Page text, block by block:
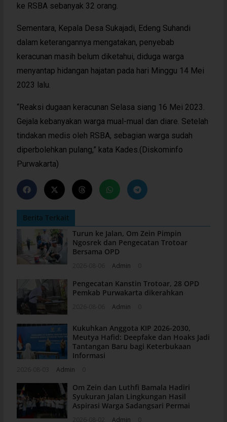
ke RSBA sebanyak 32 orang.
Sementara, Kepala Desa Sukajadi, Edeng Suhandi
dalam keterangannya mengatakan, penyebab
keracunan masih belum diketahui, diduga warga
menyantap hidangan hajatan pada hari Minggu 14 Mei
2023 lalu.
“Reaksi dugaan keracunan Selasa siang 16 Mei 2023.
Gejala kebanyakan warga mual-mual dan diare. Setelah
tindakan medis oleh RSBA, sebagian warga sudah
diperbolehkan pulang,” kata Kades.(Diskominfo
Purwakarta)
Berita Terkait
Turun ke Jalan, Om Zein Pimpin
Ngosrek dan Pengecatan Trotoar
Bersama OPD
Admin
Pengecatan Kanstin Trotoar, 28 OPD
Pemkab Purwakarta dikerahkan
Admin
Kukuhkan Anggota KIP 2026-2030,
Meutya Hafid: Deepfake dan Hoaks Jadi
Tantangan Baru bagi Keterbukaan
Informasi
Admin
Om Zein dan Luthfi Bamala Hadiri
Syukuran Jalan Lingkungan Hasil
Aspirasi Warga Sadangsari Permai
Admin